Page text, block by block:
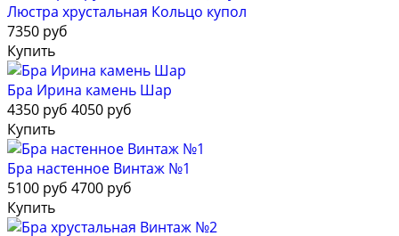
Люстра хрустальная Кольцо купол
7350 руб
Купить
Бра Ирина камень Шар
4350 руб 4050 руб
Купить
Бра настенное Винтаж №1
5100 руб 4700 руб
Купить